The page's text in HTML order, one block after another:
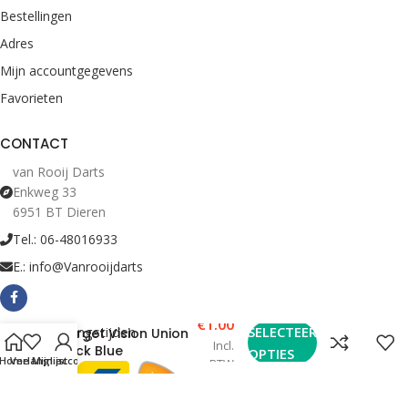
Bestellingen
Adres
Mijn accountgegevens
Favorieten
CONTACT
van Rooij Darts
Enkweg 33
6951 BT Dieren
Tel.: 06-48016933
E.: info@Vanrooijdarts
Bekijk Openingstijden
Target Vision Union
Jack Blue
€ 1.00
Incl.
BTW
SELECTEER
OPTIES
Verlanglijst
Mijn account